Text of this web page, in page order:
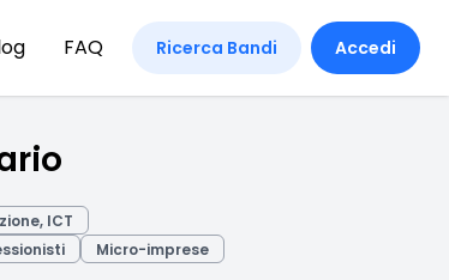
FAQ Ricerca Bandi Accedi
ICT
Micro-imprese